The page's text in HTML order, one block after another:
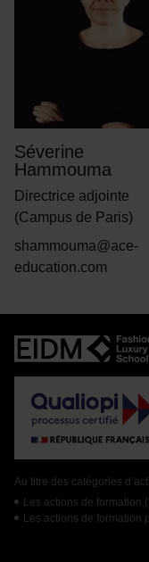
Séverine
Hammouma
Directrice adjointe
(Campus de Paris)
shammouma@ace-
education.com
Au titre des catégories
Les actions de formation
Les actions de formation